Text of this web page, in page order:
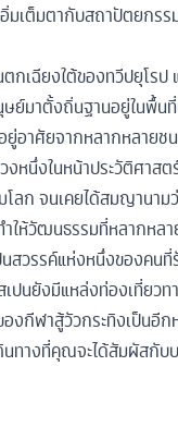
มเต็มตากับสถาปัตยกร
เฉียงใต้ของทวีปยุโรป
ย์มาตั้งถิ่นฐานอยู่ในพื้
อาศัยจากหลากหลายช
งหนึ่งในหน้าประวัติศ
จนเคยได้สมญานามว่
วัฒนธรรมที่หลากหลา
สวรรค์แห่งหนึ่งของคน
ปนยังมีแหล่งท่องเที่ยว
งกีฬาสู้วัวกระทิงเป็น
นทางที่คุณจะได้สัมผัสกั